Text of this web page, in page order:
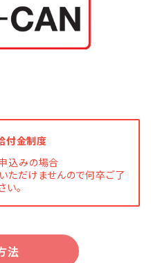
付金制度
込みの場合
ただけませんので何卒ご了
い。
法